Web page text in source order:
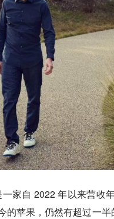
家自 2022 年以来营收
的苹果，仍然有超过一